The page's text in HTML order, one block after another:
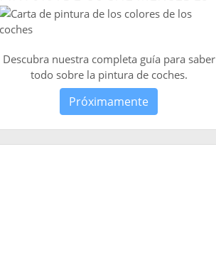
Descubra nuestra completa guía para saber
todo sobre la pintura de coches.
Próximamente